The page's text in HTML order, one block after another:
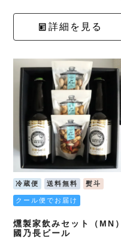
詳細を見る
冷蔵便 送料無料 熨斗
クール便でお届け
燻製家飲みセット（MN）
國乃長ビール